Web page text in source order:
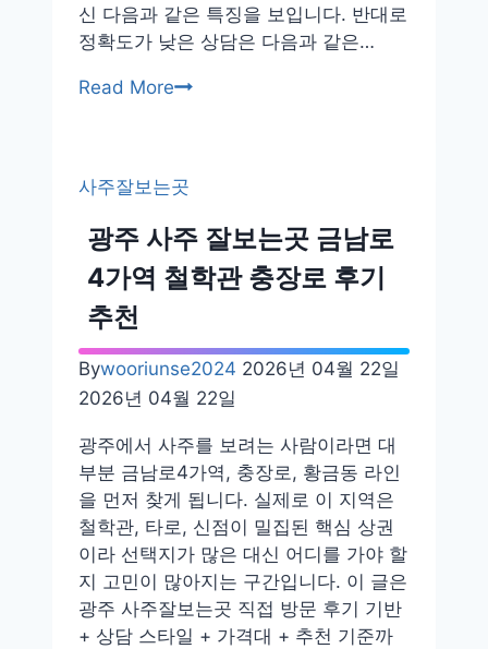
신 다음과 같은 특징을 보입니다. 반대로
정확도가 낮은 상담은 다음과 같은…
Read More재
잘
보
는
곳
후
기
내
돈
내
산
정
확
도
사주잘보는곳
광주 사주 잘보는곳 금남로
4가역 철학관 충장로 후기
추천
Bywooriunse2024 2026년 04월 22일
2026년 04월 22일
광주에서 사주를 보려는 사람이라면 대
부분 금남로4가역, 충장로, 황금동 라인
을 먼저 찾게 됩니다. 실제로 이 지역은
철학관, 타로, 신점이 밀집된 핵심 상권
이라 선택지가 많은 대신 어디를 가야 할
지 고민이 많아지는 구간입니다. 이 글은
광주 사주잘보는곳 직접 방문 후기 기반
+ 상담 스타일 + 가격대 + 추천 기준까